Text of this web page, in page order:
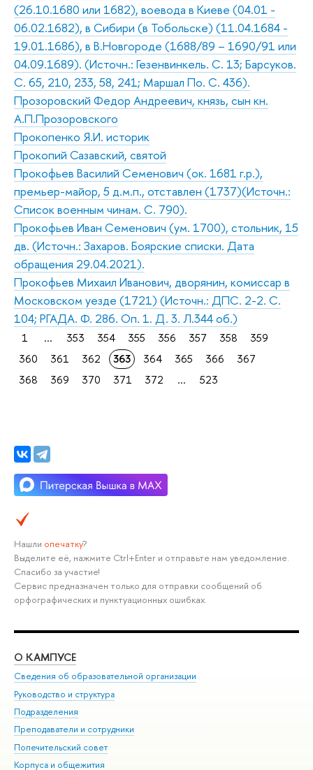
(26.10.1680 или 1682), воевода в Киеве (04.01 -
06.02.1682), в Сибири (в Тобольске) (11.04.1684 -
19.01.1686), в В.Новгороде (1688/89 – 1690/91 или
04.09.1689). (Источн.: Гезенвинкель. С. 13; Барсуков.
С. 65, 210, 233, 58, 241; Маршал По. С. 436).
Прозоровский Федор Андреевич, князь, сын кн.
А.П.Прозоровского
Прокопенко Я.И. историк
Прокопий Сазавский, святой
Прокофьев Василий Семенович (ок. 1681 г.р.),
премьер-майор, 5 д.м.п., отставлен (1737)(Источн.:
Список военным чинам. С. 790).
Прокофьев Иван Семенович (ум. 1700), стольник, 15
дв. (Источн.: Захаров. Боярские списки. Дата
обращения 29.04.2021).
Прокофьев Михаил Иванович, дворянин, комиссар в
Московском уезде (1721) (Источн.: ДПС. 2-2. С.
104; РГАДА. Ф. 286. Оп. 1. Д. 3. Л.344 об.)
1 ... 353 354 355 356 357 358
359
360
361 362 363 364 365 366
367
368
369 370 371 372 ... 523
Нашли опечатку?
Выделите её, нажмите Ctrl+Enter и отправьте нам уведомление.
Спасибо за участие!
Сервис предназначен только для отправки сообщений об
орфографических и пунктуационных ошибках.
О КАМПУСЕ
Сведения об образовательной организации
Руководство и структура
Подразделения
Преподаватели и сотрудники
Попечительский совет
Корпуса и общежития